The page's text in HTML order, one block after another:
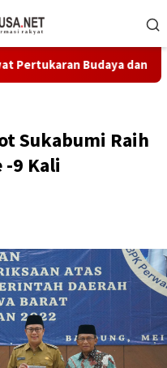
Budaya dan Aksi Peduli
Sukabumi Raih
-9 Kali